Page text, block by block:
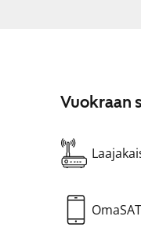
Vuokraan